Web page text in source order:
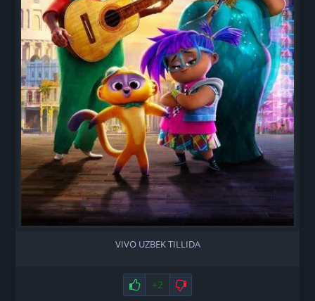
VIVO UZBEK TILLIDA
Нравится
+2 Не нравится